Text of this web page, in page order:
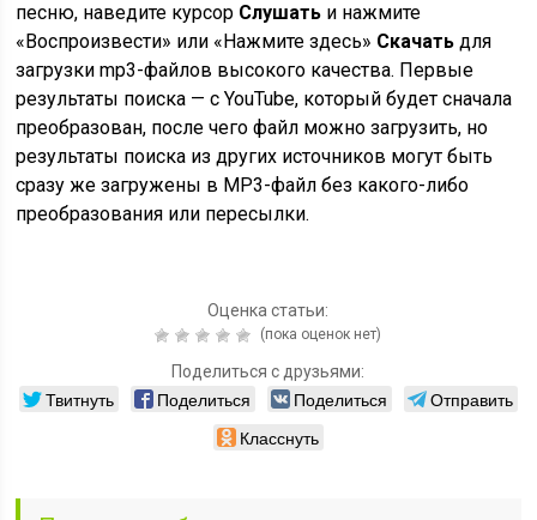
песню, наведите курсор Слушать и нажмите
«Воспроизвести» или «Нажмите здесь» Скачать для
загрузки mp3-файлов высокого качества. Первые
результаты поиска — с YouTube, который будет сначала
преобразован, после чего файл можно загрузить, но
результаты поиска из других источников могут быть
сразу же загружены в MP3-файл без какого-либо
преобразования или пересылки.
Оценка статьи:
(пока оценок нет)
Поделиться с друзьями:
Твитнуть Поделиться Поделиться
Отправить
Класснуть